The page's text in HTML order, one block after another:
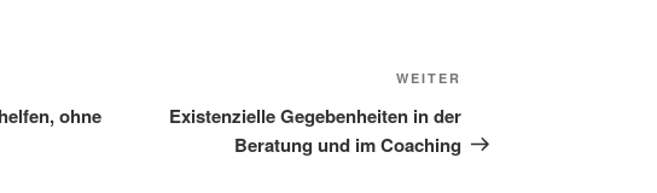
ohne
Beitrag
WEITER
Existenzielle Gegebenheiten in der
Beratung und im Coaching